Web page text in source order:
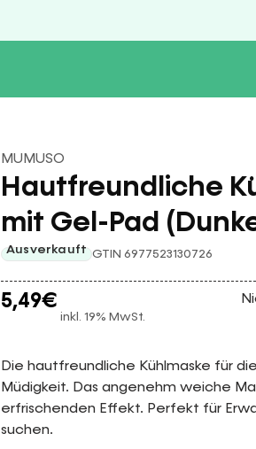
MUMUSO
Hautfreundliche
mit Gel-Pad
Ausverkauft GTIN 6977523130726
5,49€
inkl. 19% MwSt.
Die hautfreundliche Kühlmaske für
Müdigkeit. Das angenehm weiche
erfrischenden Effekt. Perfekt für
suchen.